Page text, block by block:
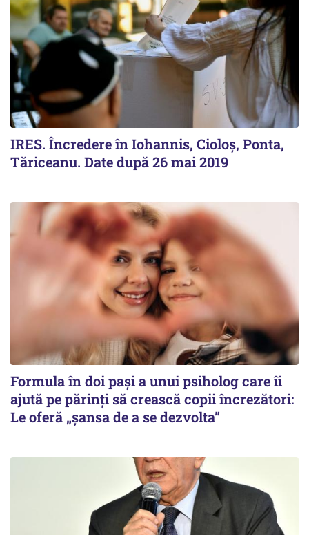
IRES. Încredere în Iohannis, Cioloș, Ponta,
Tăriceanu. Date după 26 mai 2019
Formula în doi pași a unui psiholog care îi
ajută pe părinți să crească copii încrezători:
Le oferă „șansa de a se dezvolta”